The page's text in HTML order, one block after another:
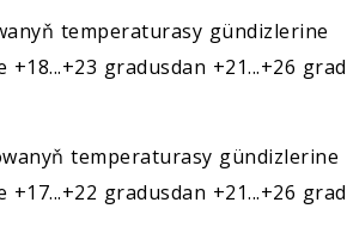
temperaturasy gündizlerine
gradusdan +21...+26
temperaturasy gündizlerine
gradusdan +21...+26